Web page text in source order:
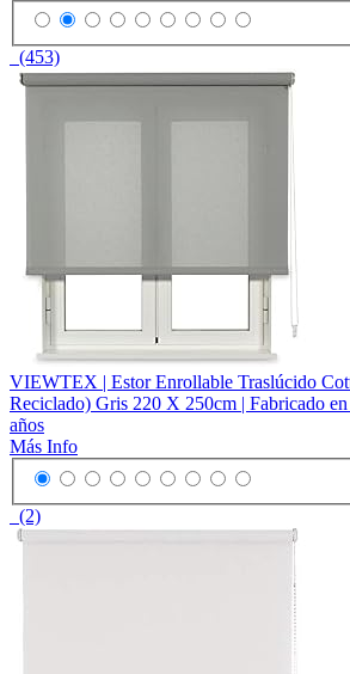
(453)
VIEWTEX | Estor Enrollable Traslúcido
Reciclado) Gris 220 X 250cm | Fabricado
años
Más Info
(2)